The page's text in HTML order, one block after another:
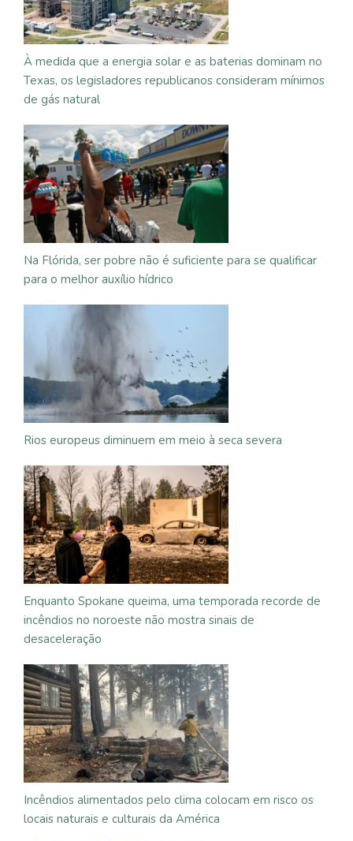
À medida que a energia solar e as baterias dominam no
Texas, os legisladores republicanos consideram mínimos
de gás natural
Na Flórida, ser pobre não é suficiente para se qualificar
para o melhor auxílio hídrico
Rios europeus diminuem em meio à seca severa
Enquanto Spokane queima, uma temporada recorde de
incêndios no noroeste não mostra sinais de
desaceleração
Incêndios alimentados pelo clima colocam em risco os
locais naturais e culturais da América